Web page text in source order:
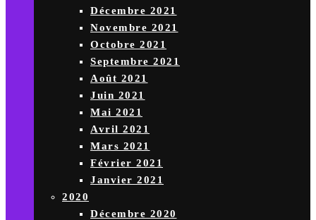
Décembre 2021
Novembre 2021
Octobre 2021
Septembre 2021
Août 2021
Juin 2021
Mai 2021
Avril 2021
Mars 2021
Février 2021
Janvier 2021
2020
Décembre 2020